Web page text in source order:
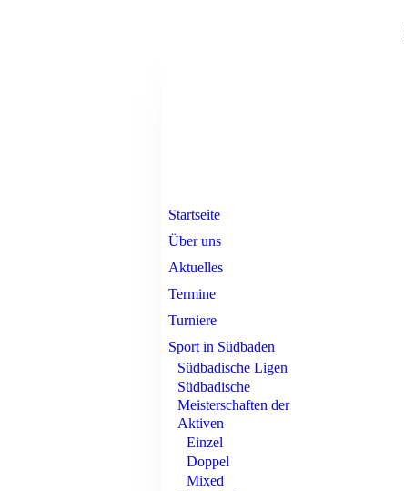
Startseite
Über uns
Aktuelles
Termine
Turniere
Sport in Südbaden
Südbadische Ligen
Südbadische
Meisterschaften der
Aktiven
Einzel
Doppel
Mixed